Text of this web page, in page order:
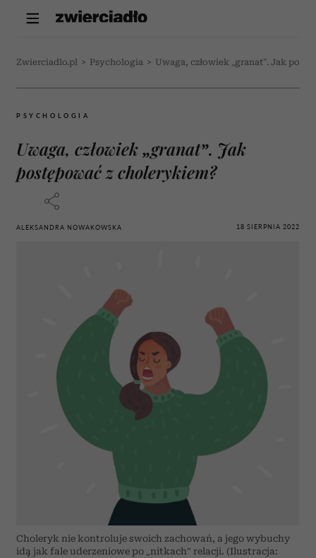
Zwierciadlo.pl > Psychologia > Uwaga, człowiek „granat”. Jak
PSYCHOLOGIA
Uwaga, człowiek „granat”. Jak
postępować z cholerykiem?
ALEKSANDRA NOWAKOWSKA 18 SIERPNIA 2022
Choleryk nie kontroluje swoich zachowań, a jego wybuchy
idą jak fale uderzeniowe po „nitkach” relacji. (Ilustracja: